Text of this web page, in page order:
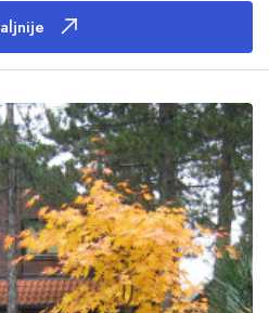
filtere